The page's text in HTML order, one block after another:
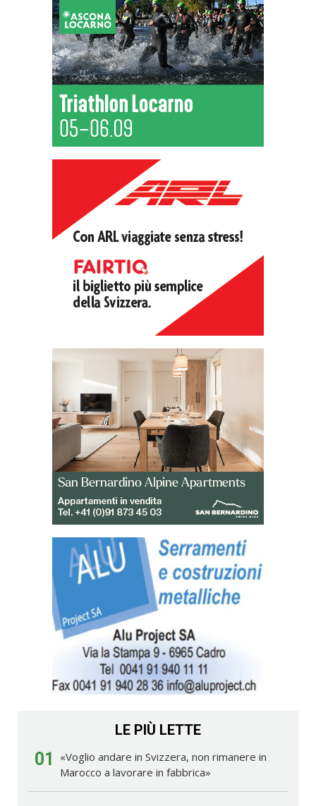
LE PIÙ LETTE
01
«Voglio andare in Svizzera, non rimanere in
Marocco a lavorare in fabbrica»